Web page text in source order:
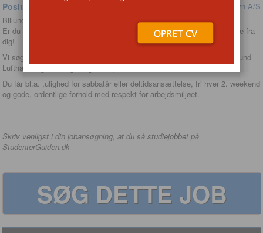
Positive kolleger til Sunset Boulevard
Billund
Er du til fart over feltet, burgere og pommes frites – så vil vi gerne høre fra
dig!
Vi søger nye, ambitiøse og positive kolleger til Sunset Boulevard i Billund
Lufthavn, og vi mangler lige netop DIG.
Du får bl.a. ,ulighed for sabbatår eller deltidsansættelse, fri hver 2. weekend
og gode, ordentlige forhold med respekt for arbejdsmiljøet.
Skriv venligst i din jobansøgning, at du så studiejobbet på
StudenterGuiden.dk
SØG DETTE JOB